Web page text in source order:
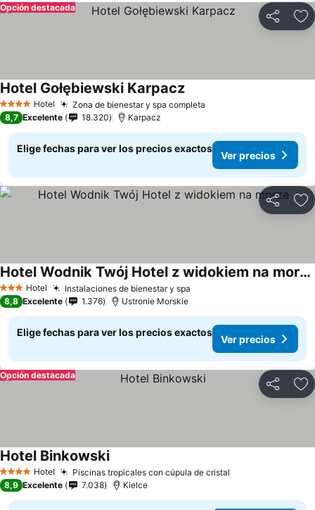
Compartir
Opción destacada
4 EstrellasHotel Zona de bienestar y spa completa
Hotel Gołębiewski Karpacz
8,7 Excelente 18.320 Karpacz
Elige fechas para ver los precios exactos
Ver precios
Compartir
3 Estrellas
Hotel Instalaciones de bienestar y spa
Hotel Wodnik Twój Hotel z widokiem na morze
8,8 Excelente 1.376 Ustronie Morskie
Elige fechas para ver los precios exactos
Ver precios
Compartir
Opción destacada
4 EstrellasHotel Piscinas tropicales con cúpula de cristal
Hotel Binkowski
8,9 Excelente 7.038 Kielce